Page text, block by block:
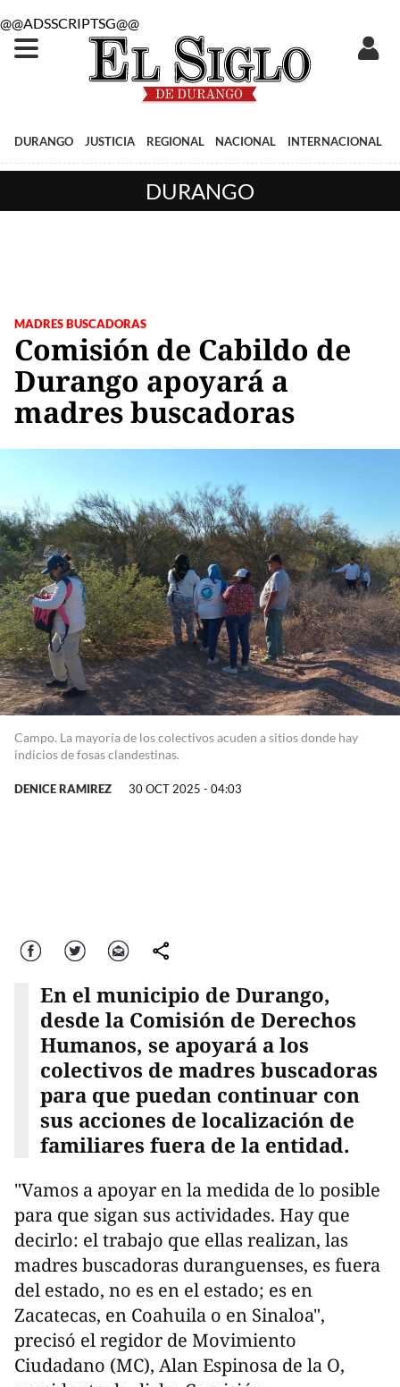
@@ADSSCRIPTSG@@
DURANGO JUSTICIA REGIONAL NACIONAL INTERNACIONAL
DURANGO
MADRES BUSCADORAS
Comisión de Cabildo de
Durango apoyará a
madres buscadoras
Campo. La mayoría de los colectivos acuden a sitios donde hay
indicios de fosas clandestinas.
DENICE RAMIREZ 30 OCT 2025 - 04:03
Facebook Twitter Correo comparte
En el municipio de Durango,
desde la Comisión de Derechos
Humanos, se apoyará a los
colectivos de madres buscadoras
para que puedan continuar con
sus acciones de localización de
familiares fuera de la entidad.
"Vamos a apoyar en la medida de lo posible
para que sigan sus actividades. Hay que
decirlo: el trabajo que ellas realizan, las
madres buscadoras duranguenses, es fuera
del estado, no es en el estado; es en
Zacatecas, en Coahuila o en Sinaloa",
precisó el regidor de Movimiento
Ciudadano (MC), Alan Espinosa de la O,